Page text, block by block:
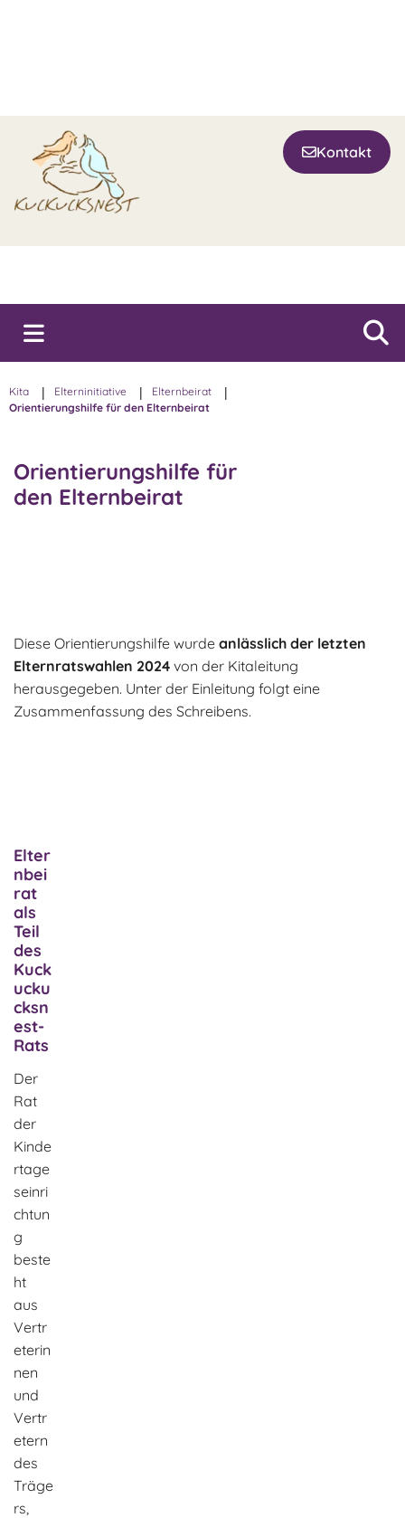
Kontakt
Kita | Elterninitiative | Elternbeirat |
Orientierungshilfe für den Elternbeirat
Orientierungshilfe für
den Elternbeirat
Diese Orientierungshilfe wurde anlässlich der letzten
Elternratswahlen 2024 von der Kitaleitung
herausgegeben. Unter der Einleitung folgt eine
Zusammenfassung des Schreibens.
Elter
nbei
rat
als
Teil
des
Kuck
ucku
cksn
est-
Rats
Der
Rat
der
Kinde
rtage
seinri
chtun
g
beste
ht
aus
Vertr
eterin
nen
und
Vertr
etern
des
Träge
rs,